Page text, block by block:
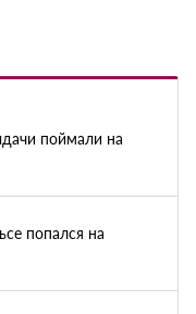
поймали на
попался на